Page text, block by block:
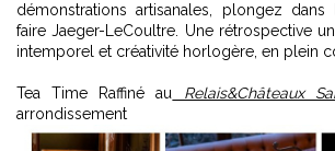
démonstrations artisanales, plongez dans
faire Jaeger-LeCoultre. Une rétrospective
intemporel et créativité horlogère, en plein
Tea Time Raffiné au Relais&Châteaux
arrondissement